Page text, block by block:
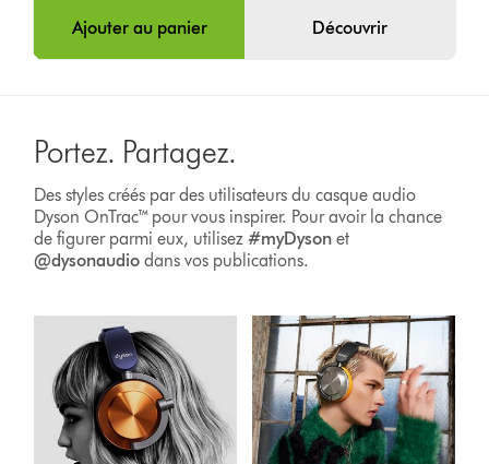
Ajouter au panier Découvrir
Portez. Partagez.
Des styles créés par des utilisateurs du casque audio
Dyson OnTrac™ pour vous inspirer. Pour avoir la chance
de figurer parmi eux, utilisez#myDyson et
@dysonaudio dans vos publications.